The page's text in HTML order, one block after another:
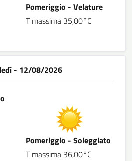
Pomeriggio - Velature
T massima 35,00°C
- 12/08/2026
Pomeriggio - Soleggiato
T massima 36,00°C